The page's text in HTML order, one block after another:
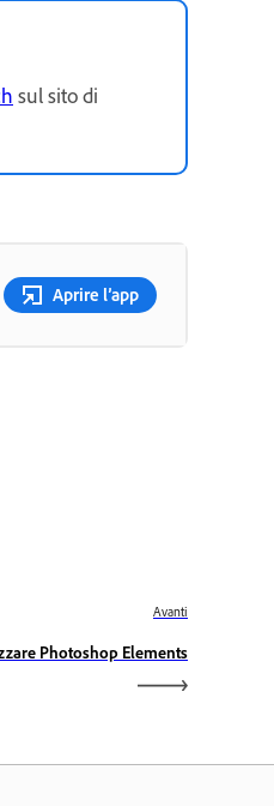
sul sito di
Aprire l’app
Avanti
Photoshop Elements